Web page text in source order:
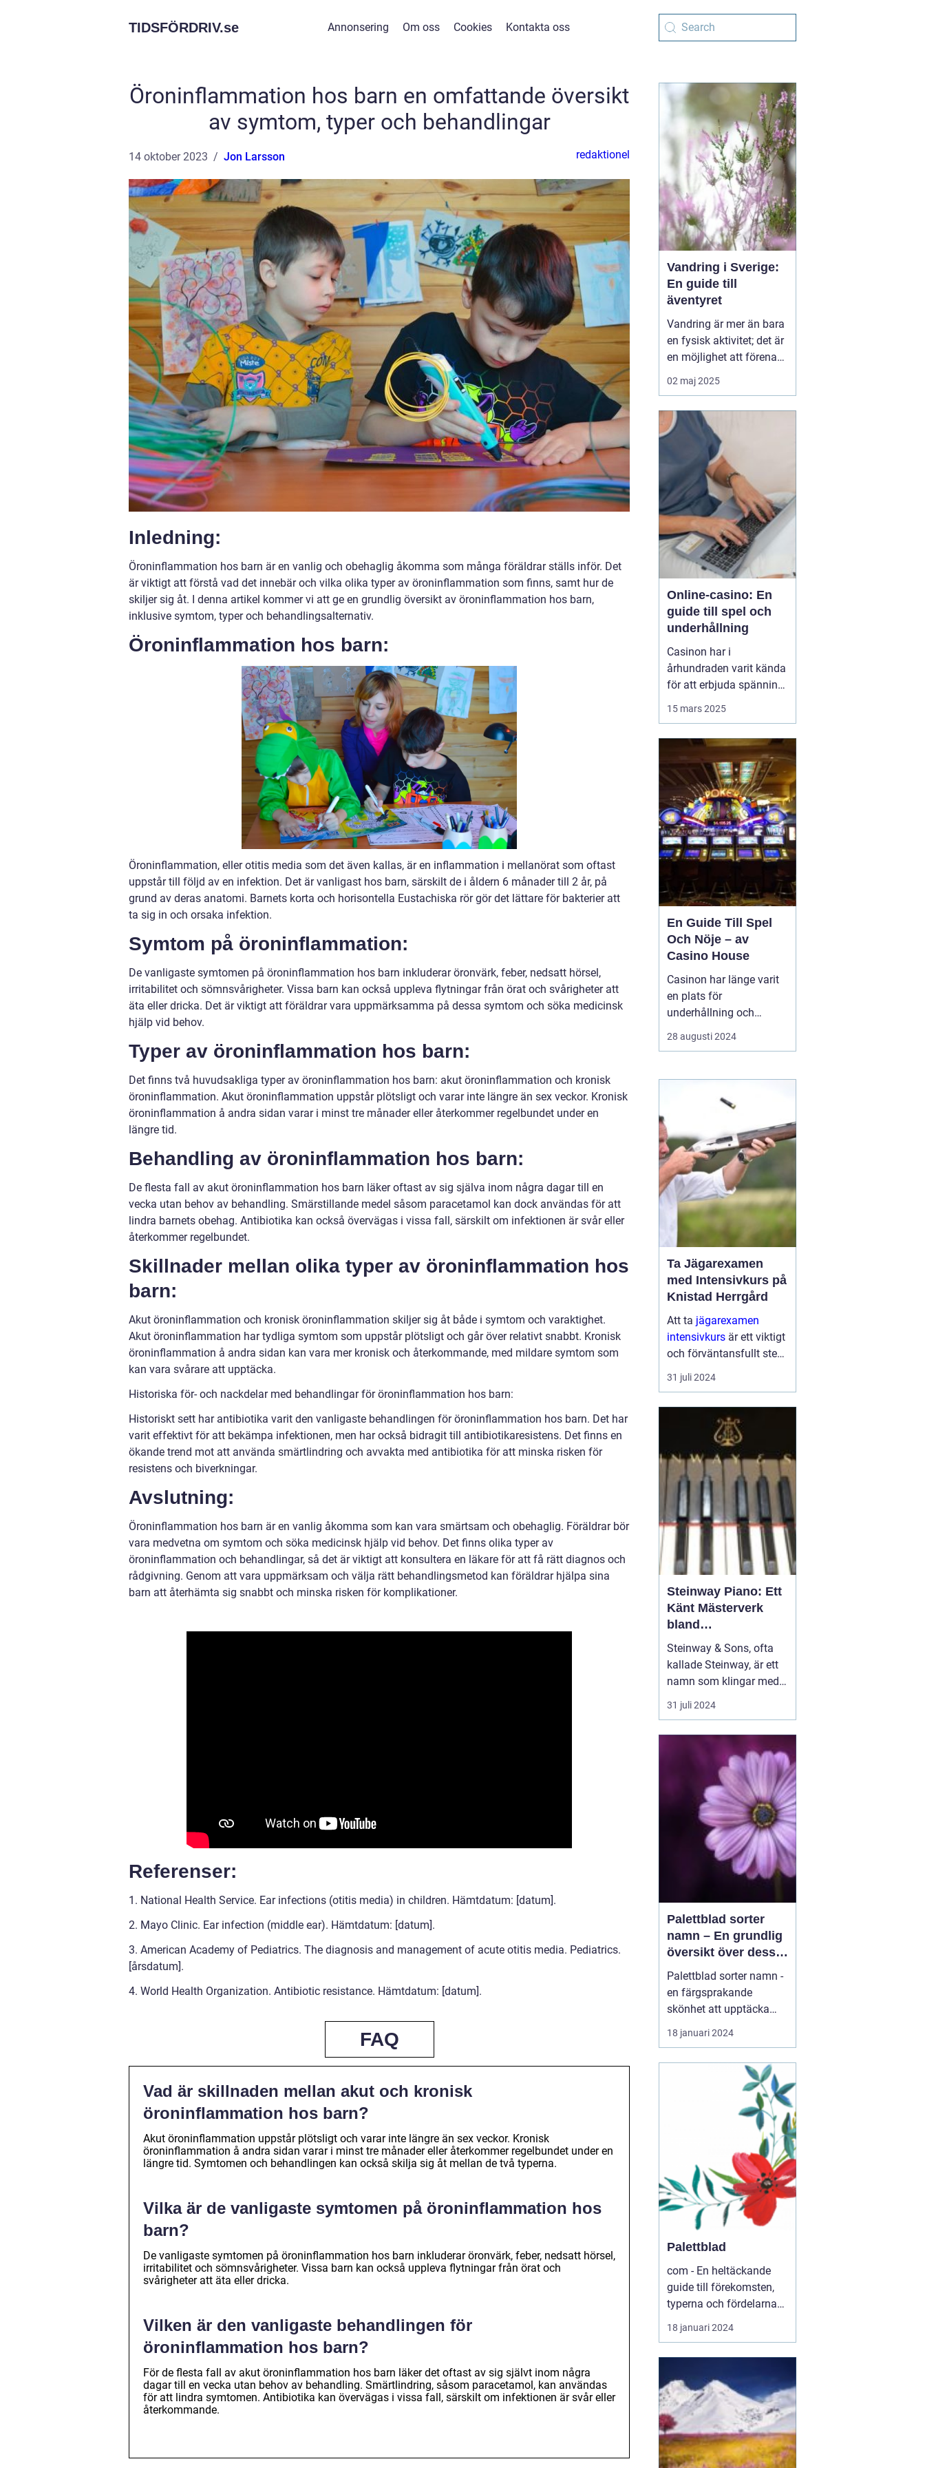
TIDSFÖRDRIV.se Annonsering Om oss Cookies Kontakta oss
Öroninflammation hos barn en omfattande översikt
av symtom, typer och behandlingar
14 oktober 2023 Jon Larsson redaktionel
Inledning:
Öroninflammation hos barn är en vanlig och obehaglig åkomma som många föräldrar ställs inför. Det
är viktigt att förstå vad det innebär och vilka olika typer av öroninflammation som finns, samt hur de
skiljer sig åt. I denna artikel kommer vi att ge en grundlig översikt av öroninflammation hos barn,
inklusive symtom, typer och behandlingsalternativ.
Öroninflammation hos barn:
Öroninflammation, eller otitis media som det även kallas, är en inflammation i mellanörat som oftast
uppstår till följd av en infektion. Det är vanligast hos barn, särskilt de i åldern 6 månader till 2 år, på
grund av deras anatomi. Barnets korta och horisontella Eustachiska rör gör det lättare för bakterier att
ta sig in och orsaka infektion.
Symtom på öroninflammation:
De vanligaste symtomen på öroninflammation hos barn inkluderar öronvärk, feber, nedsatt hörsel,
irritabilitet och sömnsvårigheter. Vissa barn kan också uppleva flytningar från örat och svårigheter att
äta eller dricka. Det är viktigt att föräldrar vara uppmärksamma på dessa symtom och söka medicinsk
hjälp vid behov.
Typer av öroninflammation hos barn:
Det finns två huvudsakliga typer av öroninflammation hos barn: akut öroninflammation och kronisk
öroninflammation. Akut öroninflammation uppstår plötsligt och varar inte längre än sex veckor. Kronisk
öroninflammation å andra sidan varar i minst tre månader eller återkommer regelbundet under en
längre tid.
Behandling av öroninflammation hos barn:
De flesta fall av akut öroninflammation hos barn läker oftast av sig själva inom några dagar till en
vecka utan behov av behandling. Smärstillande medel såsom paracetamol kan dock användas för att
lindra barnets obehag. Antibiotika kan också övervägas i vissa fall, särskilt om infektionen är svår eller
återkommer regelbundet.
Skillnader mellan olika typer av öroninflammation hos
barn:
Akut öroninflammation och kronisk öroninflammation skiljer sig åt både i symtom och varaktighet.
Akut öroninflammation har tydliga symtom som uppstår plötsligt och går över relativt snabbt. Kronisk
öroninflammation å andra sidan kan vara mer kronisk och återkommande, med mildare symtom som
kan vara svårare att upptäcka.
Historiska för- och nackdelar med behandlingar för öroninflammation hos barn:
Historiskt sett har antibiotika varit den vanligaste behandlingen för öroninflammation hos barn. Det har
varit effektivt för att bekämpa infektionen, men har också bidragit till antibiotikaresistens. Det finns en
ökande trend mot att använda smärtlindring och avvakta med antibiotika för att minska risken för
resistens och biverkningar.
Avslutning:
Öroninflammation hos barn är en vanlig åkomma som kan vara smärtsam och obehaglig. Föräldrar bör
vara medvetna om symtom och söka medicinsk hjälp vid behov. Det finns olika typer av
öroninflammation och behandlingar, så det är viktigt att konsultera en läkare för att få rätt diagnos och
rådgivning. Genom att vara uppmärksam och välja rätt behandlingsmetod kan föräldrar hjälpa sina
barn att återhämta sig snabbt och minska risken för komplikationer.
Referenser:
1. National Health Service. Ear infections (otitis media) in children. Hämtdatum: [datum].
2. Mayo Clinic. Ear infection (middle ear). Hämtdatum: [datum].
3. American Academy of Pediatrics. The diagnosis and management of acute otitis media. Pediatrics.
[årsdatum].
4. World Health Organization. Antibiotic resistance. Hämtdatum: [datum].
FAQ
Vad är skillnaden mellan akut och kronisk
öroninflammation hos barn?
Akut öroninflammation uppstår plötsligt och varar inte längre än sex veckor. Kronisk
öroninflammation å andra sidan varar i minst tre månader eller återkommer regelbundet under en
längre tid. Symtomen och behandlingen kan också skilja sig åt mellan de två typerna.
Vilka är de vanligaste symtomen på öroninflammation hos
barn?
De vanligaste symtomen på öroninflammation hos barn inkluderar öronvärk, feber, nedsatt hörsel,
irritabilitet och sömnsvårigheter. Vissa barn kan också uppleva flytningar från örat och
svårigheter att äta eller dricka.
Vilken är den vanligaste behandlingen för
öroninflammation hos barn?
För de flesta fall av akut öroninflammation hos barn läker det oftast av sig självt inom några
dagar till en vecka utan behov av behandling. Smärtlindring, såsom paracetamol, kan användas
för att lindra symtomen. Antibiotika kan övervägas i vissa fall, särskilt om infektionen är svår eller
återkommande.
Vandring i Sverige:
En guide till
äventyret
Vandring är mer än bara
en fysisk aktivitet; det är
en möjlighet att förena
kropp och själ med
naturens skönhet.
fridfullhet som en
långsam promenad
genom skogar, fjäll ...
02 maj 2025
Online-casino: En
guide till spel och
underhållning
Casinon har i
århundraden varit kända
för att erbjuda spänning
tärningsspel till dagens
onlineplattformar
erbjuder casinon en
plats där man kan ...
15 mars 2025
En Guide Till Spel
Och Nöje – av
Casino House
Casinon har länge varit
en plats för
underhållning och
spänning. De erbjuder en
värld där lyckan kan
kortlek, det snurrande
roulettehjulet eller en
enarmad bandits
blinkande ljus. I de...
28 augusti 2024
Ta Jägarexamen
med Intensivkurs på
Knistad Herrgård
Att ta jägarexamen
intensivkurs är ett viktigt
och förväntansfullt steg
för alla som vill komma
närmare naturen och lä...
31 juli 2024
Steinway Piano: Ett
Känt Mästerverk
bland
Musikinstrument
Steinway & Sons, ofta
kallade Steinway, är ett
namn som klingar med
distinktion och prestige i
musikvärlden. Dessa
musikinstrument; de är
handgjorda konstverk
som hyllats av pianister
och musikäl...
31 juli 2024
Palettblad sorter
namn – En grundlig
översikt över dessa
vackra växter
Palettblad sorter namn -
en färgsprakande
skönhet att upptäcka
Introduktion: Palettblad,
även känt som Coleus,
alltmer populär bland
trädgårdsentusiaster
tack vare sin färgglada
lövverk. Dessa vackra
växter kan sätta färg p...
18 januari 2024
Palettblad
com - En heltäckande
guide till förekomsten,
typerna och fördelarna
med palettblad .com -
Din ultimata guide till
18 januari 2024